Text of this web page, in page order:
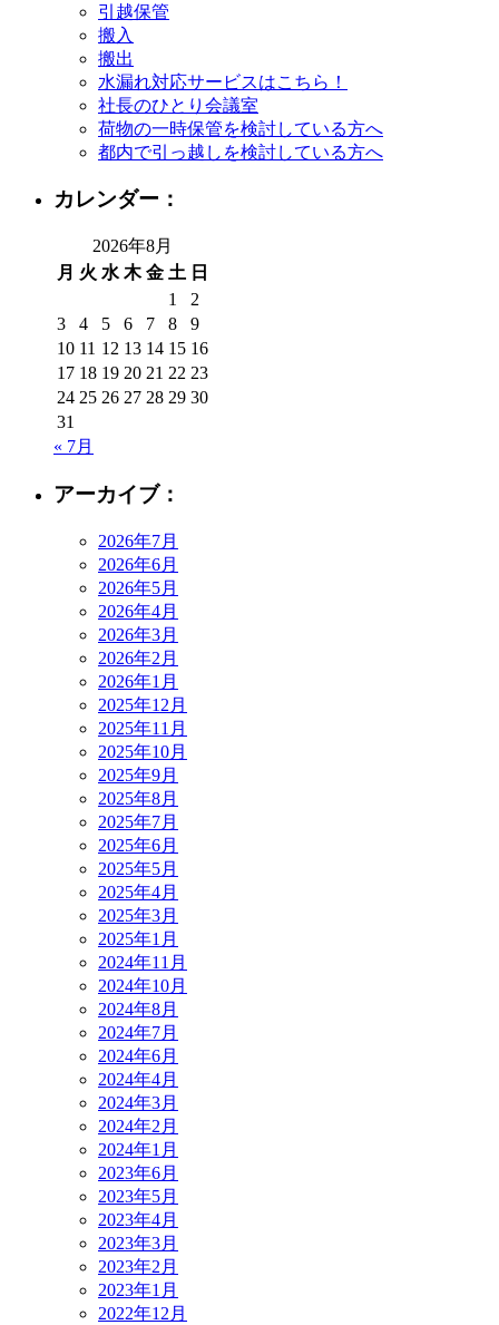
引越保管
搬入
搬出
水漏れ対応サービスはこちら！
社長のひとり会議室
荷物の一時保管を検討している方へ
都内で引っ越しを検討している方へ
カレンダー：
2026年8月
月 火 水 木 金 土 日
1
2
3
4 5 6 7 8
9
10 11 12 13 14 15 16
17 18 19 20 21 22 23
24 25 26 27 28 29 30
31
« 7月
アーカイブ：
2026年7月
2026年6月
2026年5月
2026年4月
2026年3月
2026年2月
2026年1月
2025年12月
2025年11月
2025年10月
2025年9月
2025年8月
2025年7月
2025年6月
2025年5月
2025年4月
2025年3月
2025年1月
2024年11月
2024年10月
2024年8月
2024年7月
2024年6月
2024年4月
2024年3月
2024年2月
2024年1月
2023年6月
2023年5月
2023年4月
2023年3月
2023年2月
2023年1月
2022年12月